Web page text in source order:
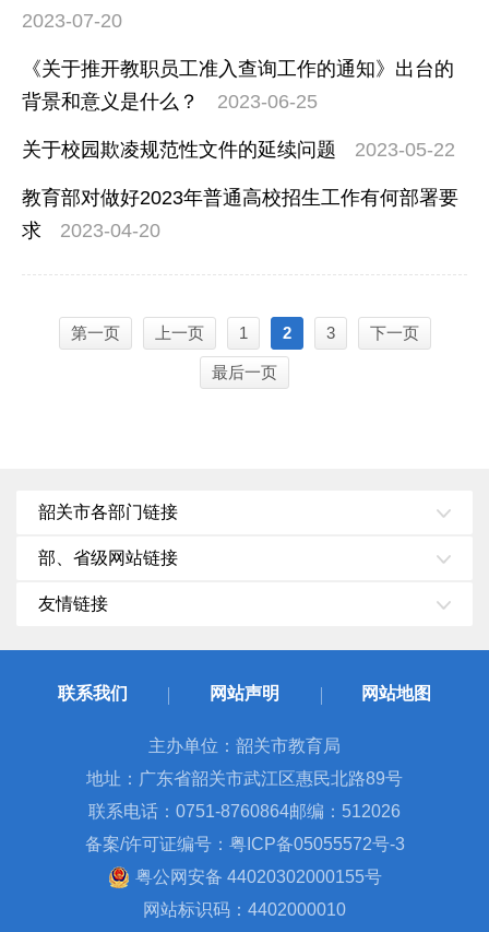
2023-07-20
《关于推开教职员工准入查询工作的通知》出台的
背景和意义是什么？
2023-06-25
关于校园欺凌规范性文件的延续问题 2023-05-22
教育部对做好2023年普通高校招生工作有何部署要
求
2023-04-20
第一页 上一页 1 2 3 下一页
最后一页
韶关市各部门链接
部、省级网站链接
友情链接
联系我们 网站声明 网站地图
主办单位：韶关市教育局
地址：广东省韶关市武江区惠民北路89号
联系电话：0751-8760864邮编：512026
备案/许可证编号：粤ICP备05055572号-3
粤公网安备 44020302000155号
网站标识码：4402000010